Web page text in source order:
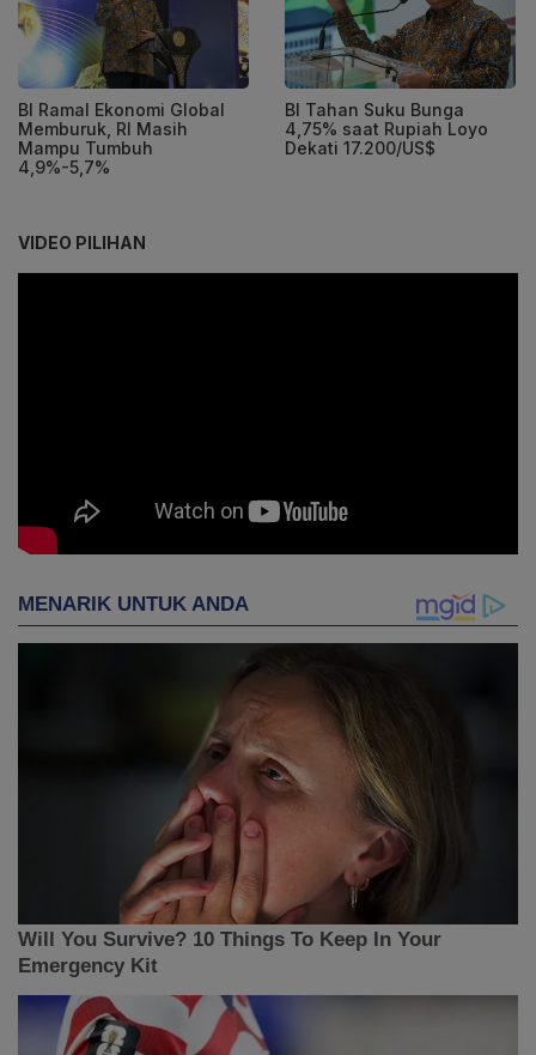
BI Ramal Ekonomi Global
Memburuk, RI Masih
Mampu Tumbuh
4,9%-5,7%
BI Tahan Suku Bunga
4,75% saat Rupiah Loyo
Dekati 17.200/US$
VIDEO PILIHAN